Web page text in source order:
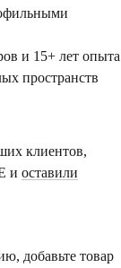
и 15+ лет опыта
пространств
клиентов,
и оставили
добавьте товар